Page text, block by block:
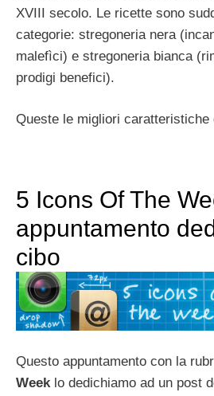
XVIII secolo. Le ricette sono
categorie: stregoneria nera
malefìci) e stregoneria bianca
prodigi benefici).
Queste le migliori caratteristiche
5 Icons Of The
appuntamento
cibo
Questo appuntamento con la
Weeklo dedichiamo ad un post